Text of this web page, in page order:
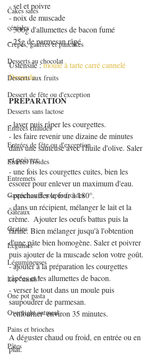
Cakes salés
céréales
Crêpes, gaufres et pancakes
Desserts au chocolat
Desserts aux fruits
Dessert de fête ou d'exception
Desserts sans lactose
Entrées chaudes
Entrées de fête ou d'exception
Entrées froides
Entremets
Gaspachos et soupes froides
Gâteaux
Gratins
Légumes
Légumineuses
Les "minis"
One pot pasta
Overnight oatmeal
Pains et brioches
Pâtes
- sel et poivre
- noix de muscade
- 300g d'allumettes de bacon fumé
- 25g de parmesan râpé
Ustensile : moule à tarte carré cannelé
Demarle
PREPARATION
- laver puis râper les courgettes.
- les faire revenir une dizaine de minutes
dans une sauteuse avec l'huile d'olive. Saler
et poivrer.
- une fois les courgettes cuites, bien les
essorer pour enlever un maximum d'eau.
- préchauffer le four à 180°.
- dans un récipient, mélanger le lait et la
crème.  Ajouter les oeufs battus puis la
farine. Bien mélanger jusqu'à l'obtention
d'une pâte bien homogène. Saler et poivrer
puis ajouter de la muscade selon votre goût.
- ajouter à la préparation les courgettes
râpées et les allumettes de bacon.
- verser le tout dans un moule puis
saupoudrer de parmesan.
- enfourner  environ 35 minutes.
A déguster chaud ou froid, en entrée ou en
plat.